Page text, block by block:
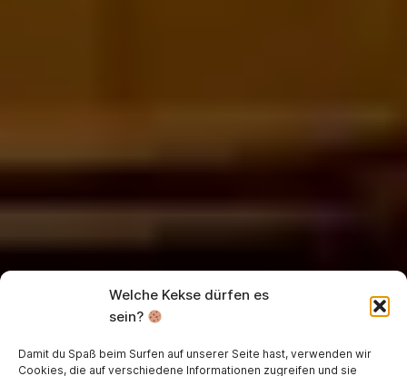
Welche Kekse dürfen es
sein?
Damit du Spaß beim Surfen auf unserer Seite hast, verwenden wir
Cookies, die auf verschiedene Informationen zugreifen und sie